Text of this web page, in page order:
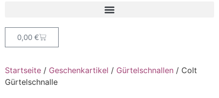
0,00 €
Startseite / Geschenkartikel / Gürtelschnallen / Colt
Gürtelschnalle